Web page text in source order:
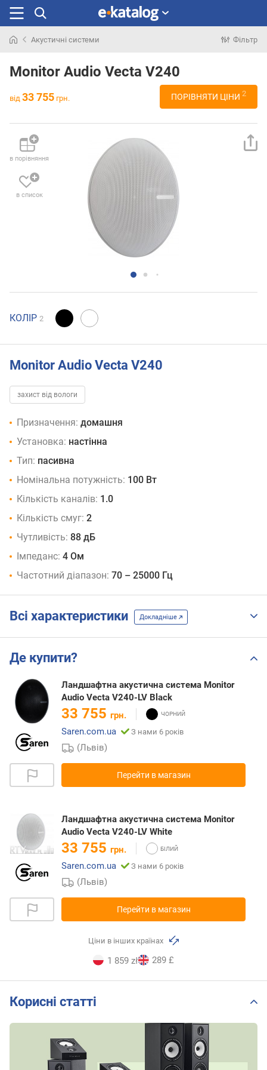
раніше
Акустичні системи Фільтр
Monitor Audio Vecta V240
від 33 755 грн. ПОРІВНЯТИ ЦІНИ 2
в порівняння
в список
КОЛІР 2
Monitor Audio Vecta V240
захист від вологи
Призначення: домашня
Установка: настінна
Тип: пасивна
Номінальна потужність: 100 Вт
Кількість каналів: 1.0
Кількість смуг: 2
Чутливість: 88 дБ
Імпеданс: 4 Ом
Частотний діапазон: 70 – 25000 Гц
Всі характеристики Докладніше
Де купити?
Ландшафтна акустична система Monitor
Audio Vecta V240-LV Black
33 755 грн.
Saren.com.ua
З нами 6 років
(Львів)
Перейти в магазин
Ландшафтна акустична система Monitor
Audio Vecta V240-LV White
33 755 грн.
Saren.com.ua
З нами 6 років
(Львів)
Перейти в магазин
Ціни в інших країнах
1 859 zł 289 £
Корисні статті